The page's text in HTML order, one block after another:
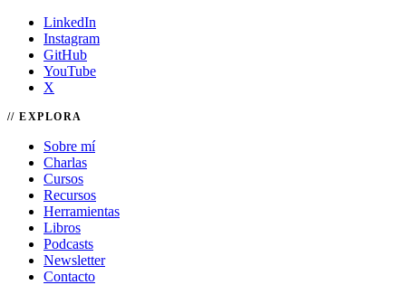
LinkedIn
Instagram
GitHub
YouTube
X
EXPLORA
Sobre mí
Charlas
Cursos
Recursos
Herramientas
Libros
Podcasts
Newsletter
Contacto